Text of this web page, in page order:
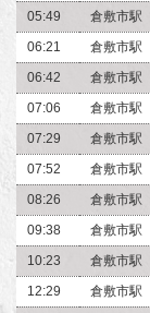
05:49
倉敷市駅
06:21
倉敷市駅
06:42
倉敷市駅
07:06
倉敷市駅
07:29
倉敷市駅
07:52
倉敷市駅
08:26
倉敷市駅
09:38
倉敷市駅
10:23
倉敷市駅
12:29
倉敷市駅